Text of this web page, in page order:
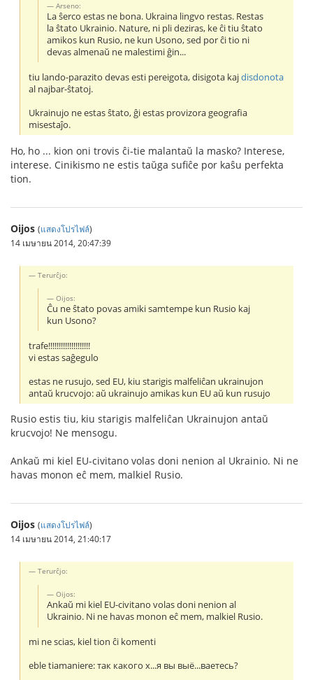
Arseno:
La ŝerco estas ne bona. Ukraina lingvo restas. Restas
la ŝtato Ukrainio. Nature, ni pli deziras, ke ĉi tiu ŝtato
amikos kun Rusio, ne kun Usono, sed por ĉi tio ni
devas almenaŭ ne malestimi ĝin...
tiu lando-parazito devas esti pereigota, disigota kajdisdonota
al najbar-ŝtatoj.
Ukrainujo ne estas ŝtato, ĝi estas provizora geografia
misestaĵo.
Ho, ho ... kion oni trovis ĉi-tie malantaŭ la masko? Interese,
interese. Cinikismo ne estis taŭga sufiĉe por kaŝu perfekta
tion.
Oijos (แสดงโปรไฟล์)
14 เมษายน 2014, 20:47:39
Terurĉjo:
Oijos:
Ĉu ne ŝtato povas amiki samtempe kun Rusio kaj
kun Usono?
trafe!!!!!!!!!!!!!!!!!!!!
vi estas saĝegulo
estas ne rusujo, sed EU, kiu starigis malfeliĉan ukrainujon
antaŭ krucvojo: aŭ ukrainujo amikas kun EU aŭ kun rusujo
Rusio estis tiu, kiu starigis malfeliĉan Ukrainujon antaŭ
krucvojo! Ne mensogu.
Ankaŭ mi kiel EU-civitano volas doni nenion al Ukrainio. Ni ne
havas monon eĉ mem, malkiel Rusio.
Oijos (แสดงโปรไฟล์)
14 เมษายน 2014, 21:40:17
Terurĉjo:
Oijos:
Ankaŭ mi kiel EU-civitano volas doni nenion al
Ukrainio. Ni ne havas monon eĉ mem, malkiel Rusio.
mi ne scias, kiel tion ĉi komenti
eble tiamaniere: так какого х...я вы выё...ваетесь?